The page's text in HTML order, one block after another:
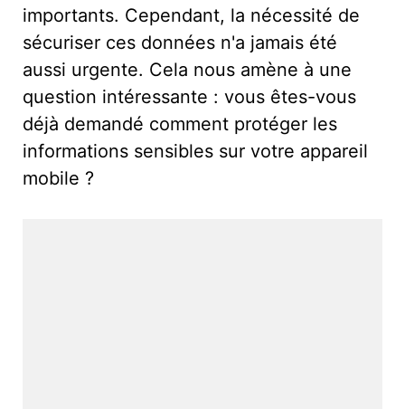
importants. Cependant, la nécessité de
sécuriser ces données n'a jamais été
aussi urgente. Cela nous amène à une
question intéressante : vous êtes-vous
déjà demandé comment protéger les
informations sensibles sur votre appareil
mobile ?